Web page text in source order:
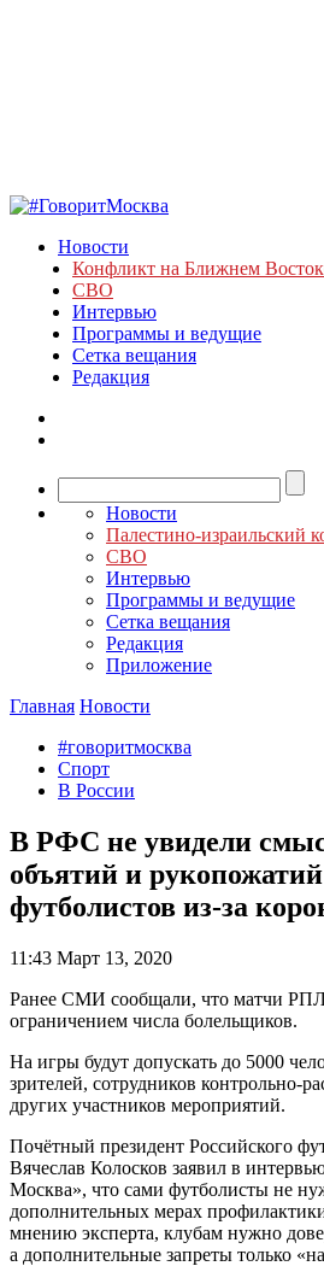
Новости
Конфликт на Ближнем
СВО
Интервью
Программы и ведущие
Сетка вещания
Редакция
Новости
Палестино-израильский
СВО
Интервью
Программы и ведущие
Сетка вещания
Редакция
Приложение
Главная Новости
#говоритмосква
Спорт
В России
В РФС не увидели
объятий и
футболистов из-за
11:43 Март 13, 2020
Ранее СМИ сообщали, что матчи
ограничением числа болельщиков.
На игры будут допускать до 5000
зрителей, сотрудников контрольно-
других участников мероприятий.
Почётный президент Российского
Вячеслав Колосков заявил в
Москва», что сами футболисты не
дополнительных мерах
мнению эксперта, клубам нужно
а дополнительные запреты только